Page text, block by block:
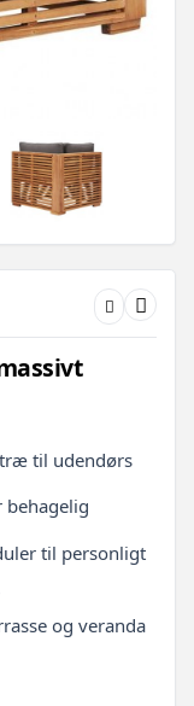
til udendørs
til personligt
og veranda